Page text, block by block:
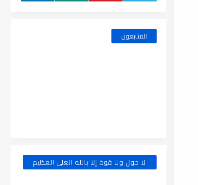
المتابعون
لا حول ولا قوة إلا بالله العلى العظيم